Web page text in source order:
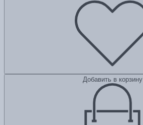
Добавить в корзину